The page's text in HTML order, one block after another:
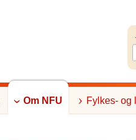
Om NFU Fylkes- og